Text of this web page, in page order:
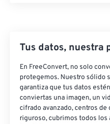
Tus datos, nuestra
En FreeConvert, no solo
protegemos. Nuestro sólido
garantiza que tus datos
conviertas una imagen, un
cifrado avanzado, centros
riguroso, cubrimos todos los